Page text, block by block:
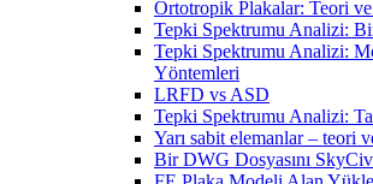
Ortotropik Plakalar: Teori
Tepki Spektrumu Analizi:
Tepki Spektrumu Analizi:
Yöntemleri
LRFD vs ASD
Tepki Spektrumu Analizi:
Yarı sabit elemanlar – teori
Bir DWG Dosyasını